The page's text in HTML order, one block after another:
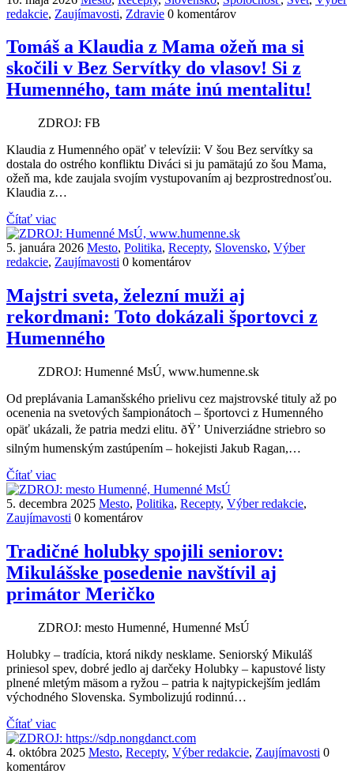
redakcie, Zaujímavosti, Zdravie 0 komentárov
Tomáš a Klaudia z Mama ožeň ma si
skočili v Bez Servítky do vlasov! Si z
Humenného, tam máte inú mentalitu!
ZDROJ: FB
Klaudia z Humenného opäť v televízii: V šou Bez servítky sa
dostala do ostrého konfliktu Diváci si ju pamätajú zo šou Mama,
ožeň ma, kde zaujala svojím vystupovaním aj bezprostrednosťou.
Klaudia z…
Čítať viac
5. januára 2026 Mesto, Politika, Recepty, Slovensko, Výber
redakcie, Zaujímavosti 0 komentárov
Majstri sveta, železní muži aj
rekordmani: Toto dokázali športovci z
Humenného
ZDROJ: Humenné MsÚ, www.humenne.sk
Od preplávania Lamanšského prielivu cez majstrovské tituly až po
ocenenia na svetových šampionátoch – športovci z Humenného
opäť ukázali, že patria medzi elitu. ðŸ’ Univerziádne striebro so
silným humenským zastúpením – hokejisti Jakub Ragan,…
Čítať viac
5. decembra 2025 Mesto, Politika, Recepty, Výber redakcie,
Zaujímavosti 0 komentárov
Tradičné holubky spojili seniorov:
Mikulášske posedenie navštívil aj
primátor Meričko
ZDROJ: mesto Humenné, Humenné MsÚ
Holubky – tradícia, ktorá nikdy nesklame. Seniorský Mikuláš
priniesol spev, dobré jedlo aj darčeky Holubky – kapustové listy
plnené mletým mäsom a ryžou – patria k najtypickejším jedlám
východného Slovenska. Symbolizujú rodinnú…
Čítať viac
4. októbra 2025 Mesto, Recepty, Výber redakcie, Zaujímavosti 0
komentárov